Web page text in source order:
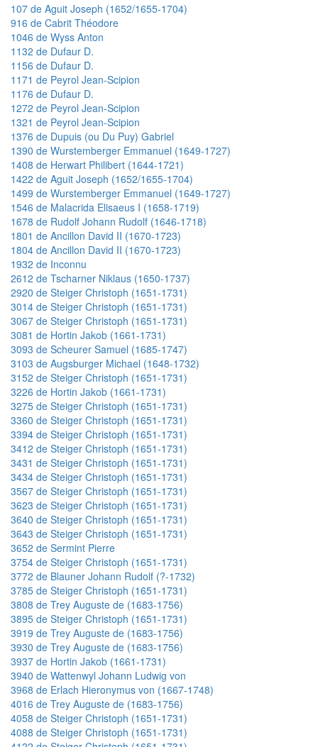
107 de Aguit Joseph (1652/1655-1704)
916 de Cabrit Théodore
1046 de Wyss Anton
1132 de Dufaur D.
1156 de Dufaur D.
1171 de Peyrol Jean-Scipion
1176 de Dufaur D.
1272 de Peyrol Jean-Scipion
1321 de Peyrol Jean-Scipion
1376 de Dupuis (ou Du Puy) Gabriel
1390 de Wurstemberger Emmanuel (1649-1727)
1408 de Herwart Philibert (1644-1721)
1422 de Aguit Joseph (1652/1655-1704)
1499 de Wurstemberger Emmanuel (1649-1727)
1546 de Malacrida Elisaeus I (1658-1719)
1678 de Rudolf Johann Rudolf (1646-1718)
1801 de Ancillon David II (1670-1723)
1804 de Ancillon David II (1670-1723)
1932 de Inconnu
2612 de Tscharner Niklaus (1650-1737)
2920 de Steiger Christoph (1651-1731)
3014 de Steiger Christoph (1651-1731)
3067 de Steiger Christoph (1651-1731)
3081 de Hortin Jakob (1661-1731)
3093 de Scheurer Samuel (1685-1747)
3103 de Augsburger Michael (1648-1732)
3152 de Steiger Christoph (1651-1731)
3226 de Hortin Jakob (1661-1731)
3275 de Steiger Christoph (1651-1731)
3360 de Steiger Christoph (1651-1731)
3394 de Steiger Christoph (1651-1731)
3412 de Steiger Christoph (1651-1731)
3431 de Steiger Christoph (1651-1731)
3434 de Steiger Christoph (1651-1731)
3567 de Steiger Christoph (1651-1731)
3623 de Steiger Christoph (1651-1731)
3640 de Steiger Christoph (1651-1731)
3643 de Steiger Christoph (1651-1731)
3652 de Sermint Pierre
3754 de Steiger Christoph (1651-1731)
3772 de Blauner Johann Rudolf (?-1732)
3785 de Steiger Christoph (1651-1731)
3808 de Trey Auguste de (1683-1756)
3895 de Steiger Christoph (1651-1731)
3919 de Trey Auguste de (1683-1756)
3930 de Trey Auguste de (1683-1756)
3937 de Hortin Jakob (1661-1731)
3940 de Wattenwyl Johann Ludwig von
3968 de Erlach Hieronymus von (1667-1748)
4016 de Trey Auguste de (1683-1756)
4058 de Steiger Christoph (1651-1731)
4088 de Steiger Christoph (1651-1731)